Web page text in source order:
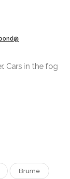
Cars in the fog
Brume